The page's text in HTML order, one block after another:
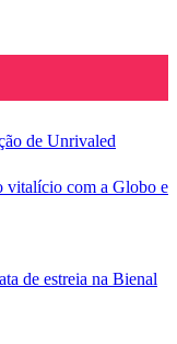
de Unrivaled
vitalício com a Globo e
de estreia na Bienal